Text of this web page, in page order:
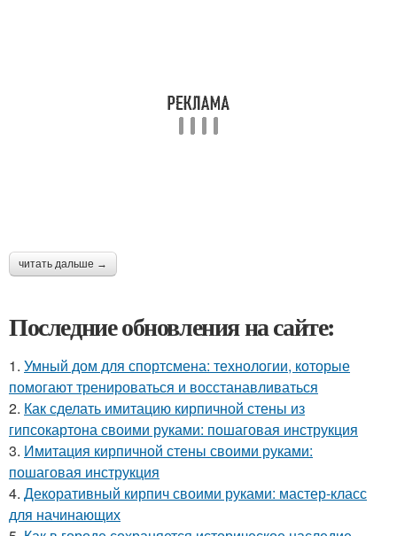
читать дальше →
Последние обновления на сайте:
1. Умный дом для спортсмена: технологии, которые
помогают тренироваться и восстанавливаться
2. Как сделать имитацию кирпичной стены из
гипсокартона своими руками: пошаговая инструкция
3. Имитация кирпичной стены своими руками:
пошаговая инструкция
4. Декоративный кирпич своими руками: мастер-класс
для начинающих